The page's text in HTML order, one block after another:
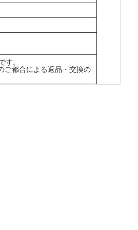
す。
ご都合による返品・交換の